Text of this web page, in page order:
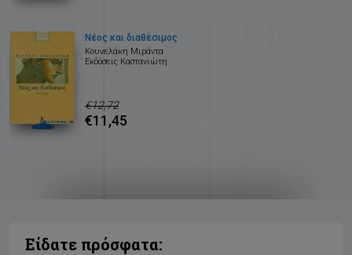
Νέος και διαθέσιμος
Κουνελάκη Μιράντα
Εκδόσεις Καστανιώτη
€12,72
€11,45
Είδατε πρόσφατα: